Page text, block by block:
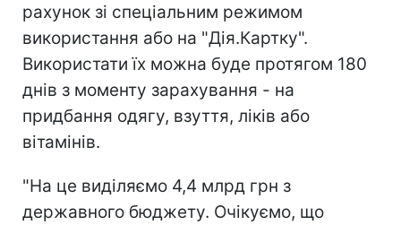
рахунок зі спеціальним режимом
використання або на "Дія.Картку".
Використати їх можна буде протягом 180
днів з моменту зарахування - на
придбання одягу, взуття, ліків або
вітамінів.
"На це виділяємо 4,4 млрд грн з
державного бюджету. Очікуємо, що